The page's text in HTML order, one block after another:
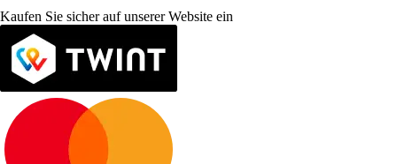
Kaufen Sie sicher auf unserer Website ein